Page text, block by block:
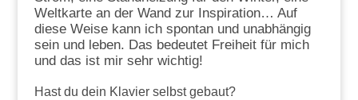
Weltkarte an der Wand zur Inspiration… Auf
diese Weise kann ich spontan und unabhängig
sein und leben. Das bedeutet Freiheit für mich
und das ist mir sehr wichtig!
Hast du dein Klavier selbst gebaut?